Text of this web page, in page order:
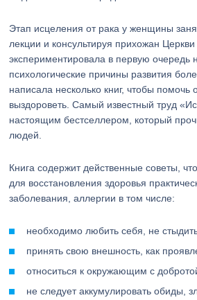
Этап исцеления от рака у женщины
лекции и консультируя прихожан
экспериментировала в первую очередь
психологические причины развития
написала несколько книг, чтобы
выздороветь. Самый известный труд
настоящим бестселлером, который
людей.
Книга содержит действенные советы,
для восстановления здоровья
заболевания, аллергии в том числе:
необходимо любить себя, не
принять свою внешность, как
относиться к окружающим с
не следует аккумулировать обиды,